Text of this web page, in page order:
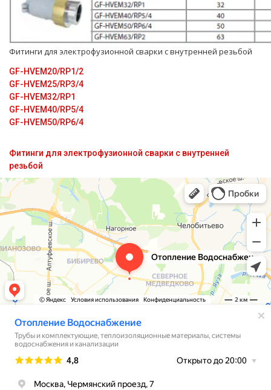
Фитинги для электрофузионной сварки с внутренней резьбой
GF-HVEM20/RP1/2
GF-HVEM25/RP3/4
GF-HVEM32/RP1
GF-HVEM40/RP5/4
GF-HVEM50/RP6/4
Фитинги для электрофузионной сварки с внутренней
резьбой